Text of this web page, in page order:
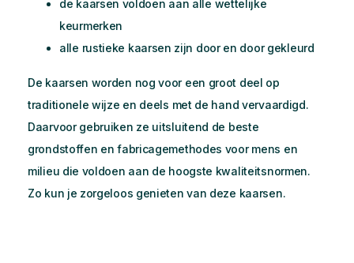
de kaarsen voldoen aan alle wettelijke
keurmerken
alle rustieke kaarsen zijn door en door gekleurd
De kaarsen worden nog voor een groot deel op
traditionele wijze en deels met de hand vervaardigd.
Daarvoor gebruiken ze uitsluitend de beste
grondstoffen en fabricagemethodes voor mens en
milieu die voldoen aan de hoogste kwaliteitsnormen.
Zo kun je zorgeloos genieten van deze kaarsen.